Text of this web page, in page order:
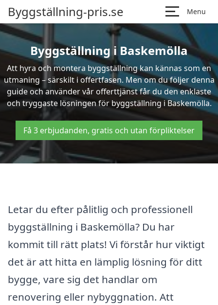
Byggställning-pris.se Menu
Byggställning i Baskemölla
Att hyra och montera byggställning kan kännas som en
utmaning – särskilt i offertfasen. Men om du följer denna
guide och använder vår offerttjänst får du den enklaste
och tryggaste lösningen för byggställning i Baskemölla.
Få 3 erbjudanden, gratis och utan förpliktelser
Letar du efter pålitlig och professionell
byggställning i Baskemölla? Du har
kommit till rätt plats! Vi förstår hur viktigt
det är att hitta en lämplig lösning för ditt
bygge, vare sig det handlar om
renovering eller nybyggnation. Att